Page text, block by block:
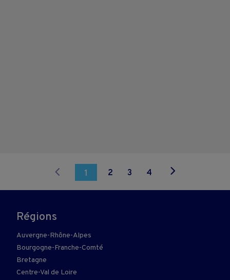
1 2 3 4
Régions
Auvergne-Rhône-Alpes
Bourgogne-Franche-Comté
Bretagne
Centre-Val de Loire